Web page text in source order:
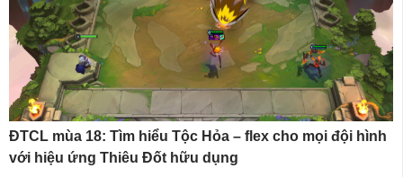
ĐTCL mùa 18: Tìm hiểu Tộc Hỏa – flex cho mọi đội hình
với hiệu ứng Thiêu Đốt hữu dụng